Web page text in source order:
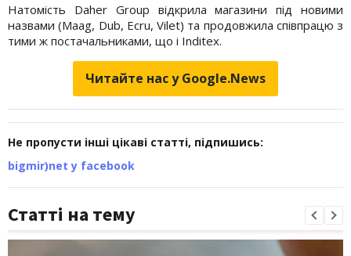
Натомість Daher Group відкрила магазини під новими
назвами (Maag, Dub, Ecru, Vilet) та продовжила співпрацю з
тими ж постачальниками, що і Inditex.
Читайте нас у Google.News
Не пропусти інші цікаві статті, підпишись:
bigmir)net у facebook
Статті на тему